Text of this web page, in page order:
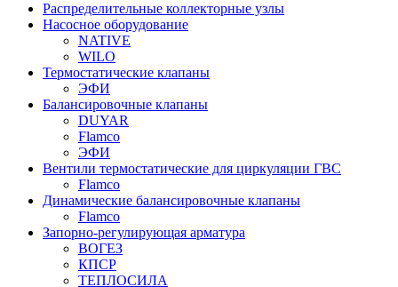
Распределительные коллекторные узлы
Насосное оборудование
NATIVE
WILO
Термостатические клапаны
ЭФИ
Балансировочные клапаны
DUYAR
Flamco
ЭФИ
Вентили термостатические для циркуляции ГВС
Flamco
Динамические балансировочные клапаны
Flamco
Запорно-регулирующая арматура
ВОГЕЗ
КПСР
ТЕПЛОСИЛА